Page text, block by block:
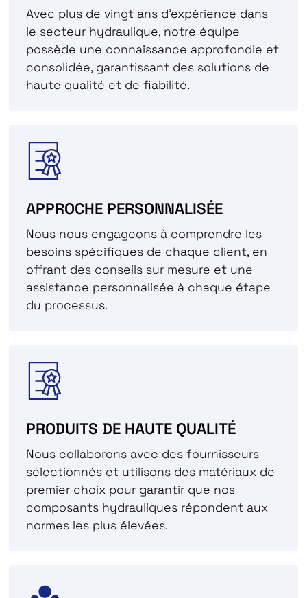
Avec plus de vingt ans d'expérience dans
le secteur hydraulique, notre équipe
possède une connaissance approfondie et
consolidée, garantissant des solutions de
haute qualité et de fiabilité.
APPROCHE PERSONNALISÉE
Nous nous engageons à comprendre les
besoins spécifiques de chaque client, en
offrant des conseils sur mesure et une
assistance personnalisée à chaque étape
du processus.
PRODUITS DE HAUTE QUALITÉ
Nous collaborons avec des fournisseurs
sélectionnés et utilisons des matériaux de
premier choix pour garantir que nos
composants hydrauliques répondent aux
normes les plus élevées.